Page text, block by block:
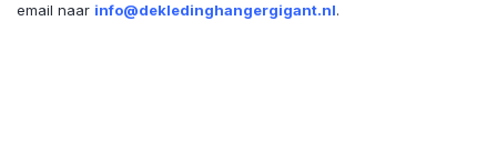
email naar info@dekledinghangergigant.nl.